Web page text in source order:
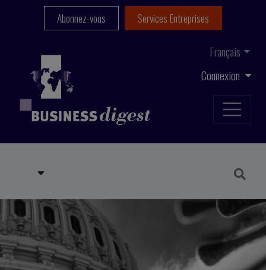
Connexion
Français
Abonnez-vous Services Entreprises